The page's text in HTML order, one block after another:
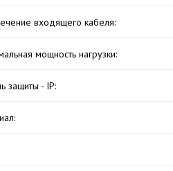
входящего кабеля:
мощность нагрузки:
защиты - IP: